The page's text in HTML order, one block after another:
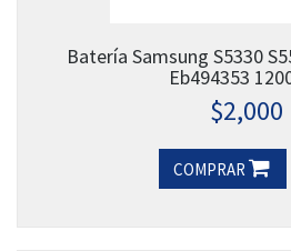
Batería Samsung S5330
Eb494353
$2,000
COMPRAR